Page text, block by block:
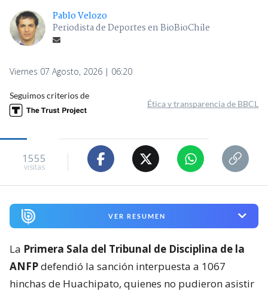
Pablo Velozo
Periodista de Deportes en BioBioChile
Viernes 07 Agosto, 2026 | 06:20
Seguimos criterios de
Ética y transparencia de BBCL
1555
visitas
VER RESUMEN
La Primera Sala del Tribunal de Disciplina de la
ANFPdefendió la sanción interpuesta a 1067
hinchas de Huachipato, quienes no pudieron asistir